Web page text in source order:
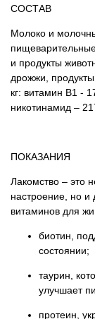
СОСТАВ
Молоко и
и продукты
дрожжи,
кг: витамин В1 -
никотинамид –
ПОКАЗАНИЯ
Лакомство – это
настроение, но и
витаминов для
биотин,
состоянии;
таурин,
улучшает
протеин,